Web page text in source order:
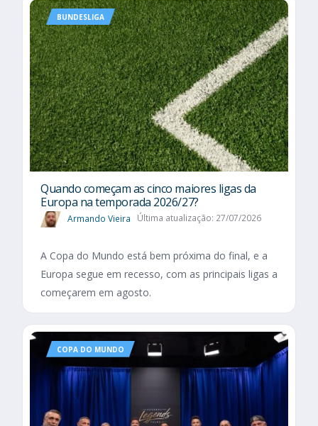
BUNDESLIGA
Quando começam as cinco maiores ligas da
Europa na temporada 2026/27?
Armando Vieira Última atualização: 27/07/2026
A Copa do Mundo está bem próxima do final, e a
Europa segue em recesso, com as principais ligas a
começarem em agosto.
COPA DO MUNDO